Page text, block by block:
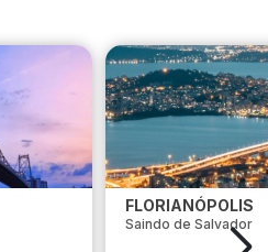
FLORIANÓPOLIS
Saindo de Salvador